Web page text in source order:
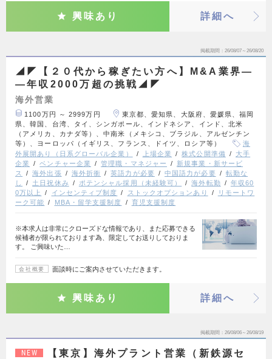
興味あり 詳細へ
掲載期間 26/08/07～26/08/20
◢◤【２０代から稼ぎたい方へ】M&A業界―
―年収2000万超の挑戦◢◤
海外営業
1100万円 ～ 2999万円
東京都、愛知県、大阪府、愛媛県、福岡
県、韓国、台湾、タイ、シンガポール、インドネシア、インド、北米
（アメリカ、カナダ等）、中南米（メキシコ、ブラジル、アルゼンチン
等）、ヨーロッパ（イギリス、フランス、ドイツ、ロシア等）
海
外展開あり（日系グローバル企業）
上場企業 株式公開準備
大手
企業
ベンチャー企業 管理職・マネジャー
新規事業・新サービ
ス
海外出張 海外折衝 英語力が必要 中国語力が必要
転勤な
し
土日祝休み ポテンシャル採用（未経験可） 海外転勤
年収60
0万以上
インセンティブ制度 ストックオプションあり
リモートワ
ーク可能
MBA・留学支援制度 育児支援制度
※本求人は非常にクローズドな情報であり、また応募できる
候補者が限られております為、限定してお送りしておりま
す。 ご興味いた…
会社概要 面談時にご案内させていただきます。
興味あり 詳細へ
掲載期間 26/08/06～26/08/19
NEW
【東京】海外プラント営業（新鉄源セ